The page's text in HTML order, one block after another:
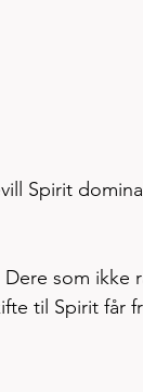
Spirit
som ikke
til Spirit får